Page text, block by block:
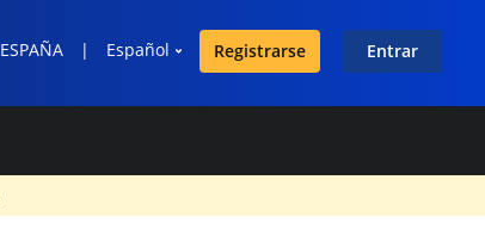
ESPAÑA | Español Registrarse Entrar